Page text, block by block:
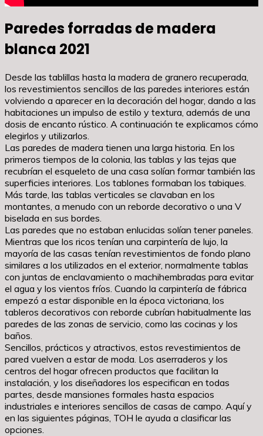
Paredes forradas de madera
blanca 2021
Desde las tablillas hasta la madera de granero recuperada,
los revestimientos sencillos de las paredes interiores están
volviendo a aparecer en la decoración del hogar, dando a las
habitaciones un impulso de estilo y textura, además de una
dosis de encanto rústico. A continuación te explicamos cómo
elegirlos y utilizarlos.
Las paredes de madera tienen una larga historia. En los
primeros tiempos de la colonia, las tablas y las tejas que
recubrían el esqueleto de una casa solían formar también las
superficies interiores. Los tablones formaban los tabiques.
Más tarde, las tablas verticales se clavaban en los
montantes, a menudo con un reborde decorativo o una V
biselada en sus bordes.
Las paredes que no estaban enlucidas solían tener paneles.
Mientras que los ricos tenían una carpintería de lujo, la
mayoría de las casas tenían revestimientos de fondo plano
similares a los utilizados en el exterior, normalmente tablas
con juntas de enclavamiento o machihembradas para evitar
el agua y los vientos fríos. Cuando la carpintería de fábrica
empezó a estar disponible en la época victoriana, los
tableros decorativos con reborde cubrían habitualmente las
paredes de las zonas de servicio, como las cocinas y los
baños.
Sencillos, prácticos y atractivos, estos revestimientos de
pared vuelven a estar de moda. Los aserraderos y los
centros del hogar ofrecen productos que facilitan la
instalación, y los diseñadores los especifican en todas
partes, desde mansiones formales hasta espacios
industriales e interiores sencillos de casas de campo. Aquí y
en las siguientes páginas, TOH le ayuda a clasificar las
opciones.